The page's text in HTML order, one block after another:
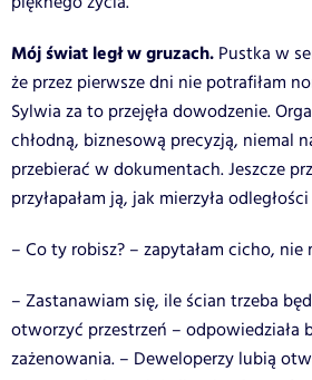
Mój świat legł w gruzach. Pustka w
że przez pierwsze dni nie potrafiłam
Sylwia za to przejęła dowodzenie.
chłodną, biznesową precyzją, niemal
przebierać w dokumentach. Jeszcze
przyłapałam ją, jak mierzyła
– Co ty robisz? – zapytałam cicho, nie
– Zastanawiam się, ile ścian trzeba
otworzyć przestrzeń – odpowiedziała
zażenowania. – Deweloperzy lubią